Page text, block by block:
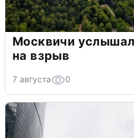
Москвичи
на взрыв
7 августа 0